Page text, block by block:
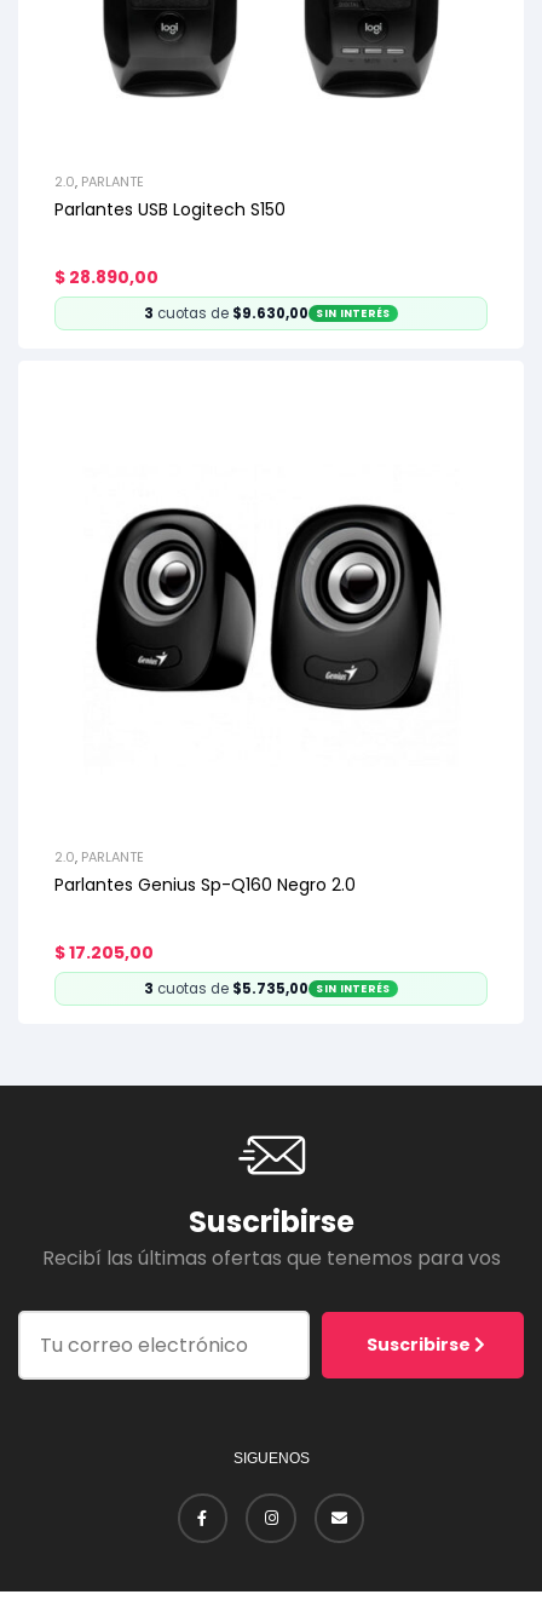
2.0, PARLANTE
Parlantes USB Logitech S150
$ 28.890,00
3 cuotas de $9.630,00 SIN INTERÉS
2.0, PARLANTE
Parlantes Genius Sp-Q160 Negro 2.0
$17.205,00
3 cuotas de $5.735,00 SIN INTERÉS
Suscribirse
Recibí las últimas ofertas que tenemos para vos
Suscribirse
SIGUENOS